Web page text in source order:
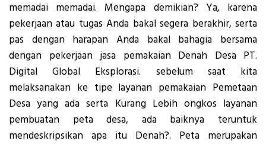
memadai memadai. Mengapa demikian? Ya, karena
pekerjaan atau tugas Anda bakal segera berakhir, serta
pas dengan harapan Anda bakal bahagia bersama
dengan pekerjaan jasa pemakaian Denah Desa PT.
Digital Global Eksplorasi. sebelum saat kita
melaksanakan ke tipe layanan pemakaian Pemetaan
Desa yang ada serta Kurang Lebih ongkos layanan
pembuatan peta desa, ada baiknya teruntuk
mendeskripsikan apa itu Denah?. Peta merupakan